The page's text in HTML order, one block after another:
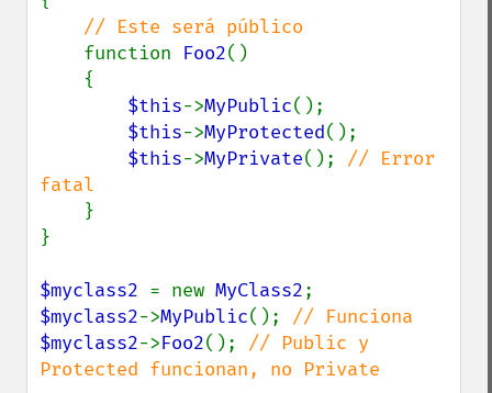
// Este será público
function Foo2()
$this->MyPublic();
$this->MyProtected();
$this->MyPrivate(); // Error
fatal
}
}
$myclass2 = new MyClass2
$myclass2->MyPublic();
$myclass2->Foo2(); // Public y
Protected funcionan, no Private